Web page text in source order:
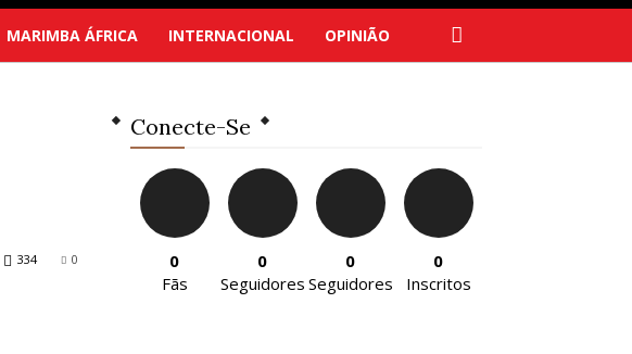
MARIMBA ÁFRICA INTERNACIONAL OPINIÃO
0
334
Conecte-Se
0
Fãs
0
Seguidores
0
Seguidores
0
Inscritos